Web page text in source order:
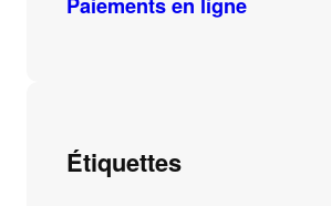
Étiquettes